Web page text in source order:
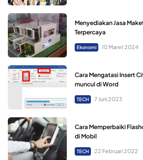
Menyediakan Jasa
Terpercaya
Ekonomi 10 Maret 2024
Cara Mengatasi Insert
muncul di Word
TECH 7 Juni 2023
Cara Memperbaiki
di Mobil
TECH 22 Februari 2022